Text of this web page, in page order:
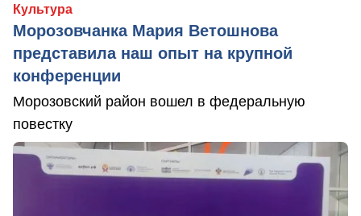
Культура
Морозовчанка Мария Ветошнова
представила наш опыт на крупной
конференции
Морозовский район вошел в федеральную
повестку